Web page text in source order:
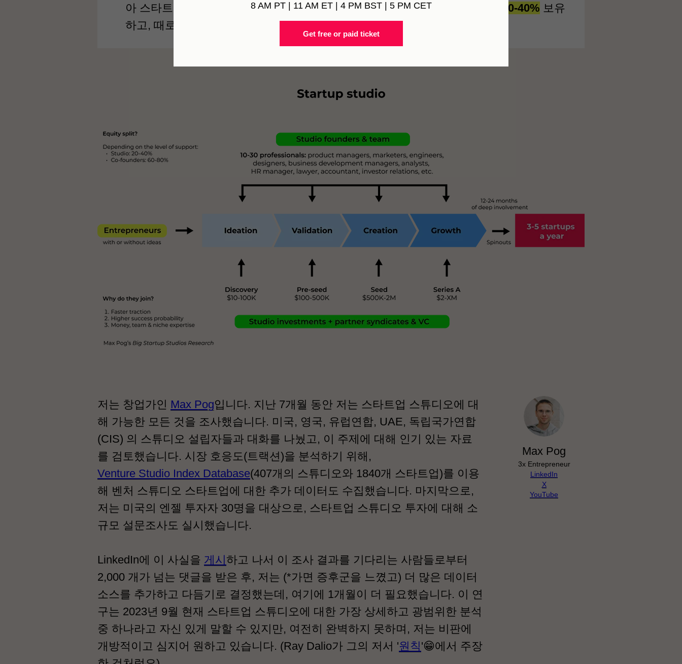
아 스타트업을 직접 만듭니다. 스튜디오는 일반적으로 각 스타트업의 지분을
20-40% 보유
하고, 때로는 이보다 더 많기도 한데, 이보다 더 적은 경우는 드뭅니다.
저는 창업가인 Max Pog입니다. 지난 7개월 동안 저는 스타트업 스튜디오에 대
해 가능한 모든 것을 조사했습니다. 미국, 영국, 유럽연합, UAE, 독립국가연합
(CIS) 의 스튜디오 설립자들과 대화를 나눴고, 이 주제에 대해 인기 있는 자료
를 검토했습니다. 시장 호응도(트랙션)을 분석하기 위해,
Venture Studio Index Database(407개의 스튜디오와 1840개 스타트업)를 이용
해 벤처 스튜디오 스타트업에 대한 추가 데이터도 수집했습니다. 마지막으로,
저는 미국의 엔젤 투자자 30명을 대상으로, 스타트업 스튜디오 투자에 대해 소
규모 설문조사도 실시했습니다.
LinkedIn에 이 사실을 게시 하고 나서 이 조사 결과를 기다리는 사람들로부터
2,000 개가 넘는 댓글을 받은 후, 저는 (*가면 증후군을 느꼈고) 더 많은 데이터
소스를 추가하고 다듬기로 결정했는데, 여기에 1개월이 더 필요했습니다. 이 연
구는 2023년 9월 현재 스타트업 스튜디오에 대한 가장 상세하고 광범위한 분석
중 하나라고 자신 있게 말할 수 있지만, 여전히 완벽하지 못하며, 저는 비판에
개방적이고 심지어 원하고 있습니다. (Ray Dalio가 그의 저서 '원칙'😁에서 주장
Max Pog
3x Entrepreneur
LinkedIn
X
YouTube
8 AM PT | 11 AM ET | 4 PM BST | 5 PM CET
Get free or paid ticket